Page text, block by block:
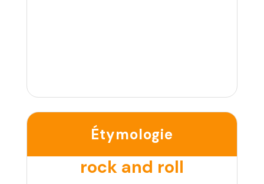
Étymologie
rock and roll